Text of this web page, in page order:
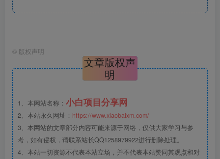
© 版权声明
文章版权声
明
1、本网站名称： 小白项目分享网
2、本站永久网址： https://www.xiaobaixm.com/
3、本网站的文章部分内容可能来源于网络，仅供大家学习与参
考，如有侵权，请联系站长QQ1258979922进行删除处理。
4、本站一切资源不代表本站立场，并不代表本站赞同其观点和对